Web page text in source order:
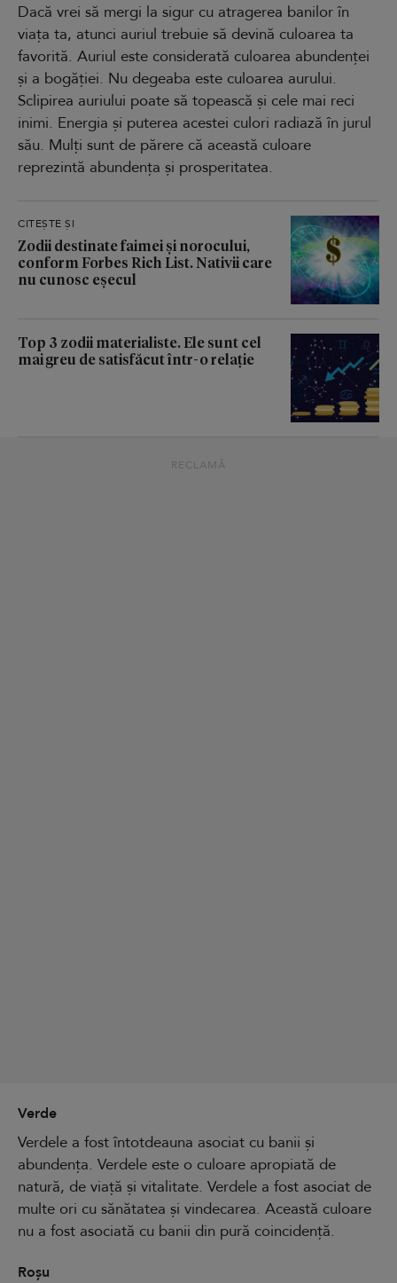
Dacă vrei să mergi la sigur cu atragerea banilor în
viața ta, atunci auriul trebuie să devină culoarea ta
favorită. Auriul este considerată culoarea abundenței
și a bogăției. Nu degeaba este culoarea aurului.
Sclipirea auriului poate să topească și cele mai reci
inimi. Energia și puterea acestei culori radiază în jurul
său. Mulți sunt de părere că această culoare
reprezintă abundența și prosperitatea.
CITEȘTE ȘI
Zodii destinate faimei și norocului,
conform Forbes Rich List. Nativii care
nu cunosc eșecul
Top 3 zodii materialiste. Ele sunt cel
mai greu de satisfăcut într-o relație
RECLAMĂ
Verde
Verdele a fost întotdeauna asociat cu banii și
abundența. Verdele este o culoare apropiată de
natură, de viață și vitalitate. Verdele a fost asociat de
multe ori cu sănătatea și vindecarea. Această culoare
nu a fost asociată cu banii din pură coincidență.
Roșu